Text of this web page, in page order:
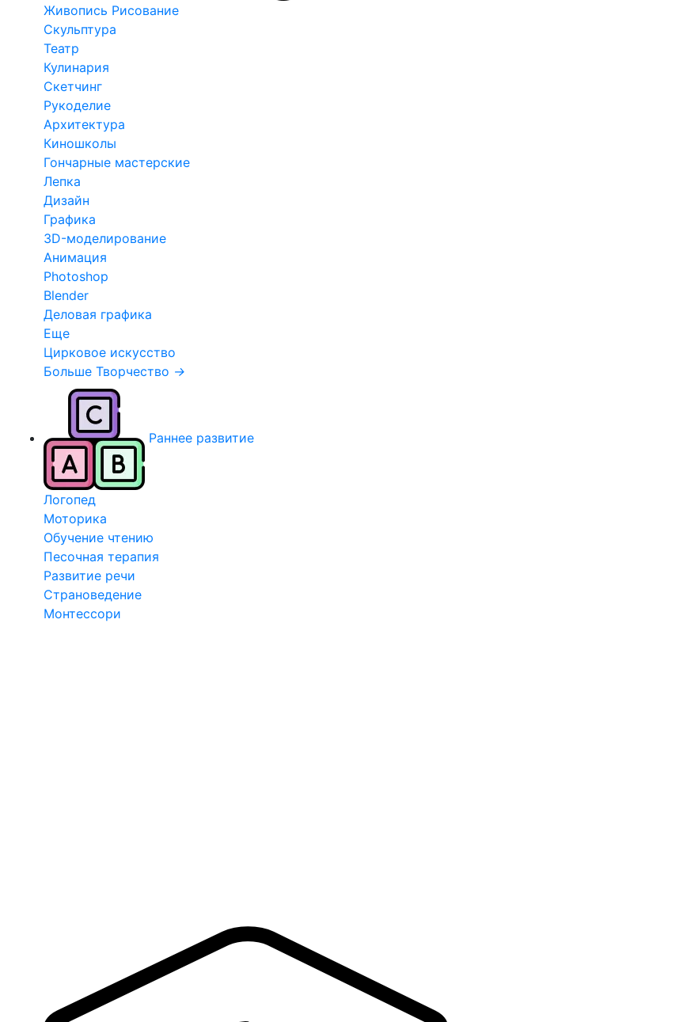
Живопись Рисование
Скульптура
Театр
Кулинария
Скетчинг
Рукоделие
Архитектура
Киношколы
Гончарные мастерские
Лепка
Дизайн
Графика
3D-моделирование
Анимация
Photoshop
Blender
Деловая графика
Еще
Цирковое искусство
Больше Творчество →
Раннее развитие
Логопед
Моторика
Обучение чтению
Песочная терапия
Развитие речи
Страноведение
Монтессори